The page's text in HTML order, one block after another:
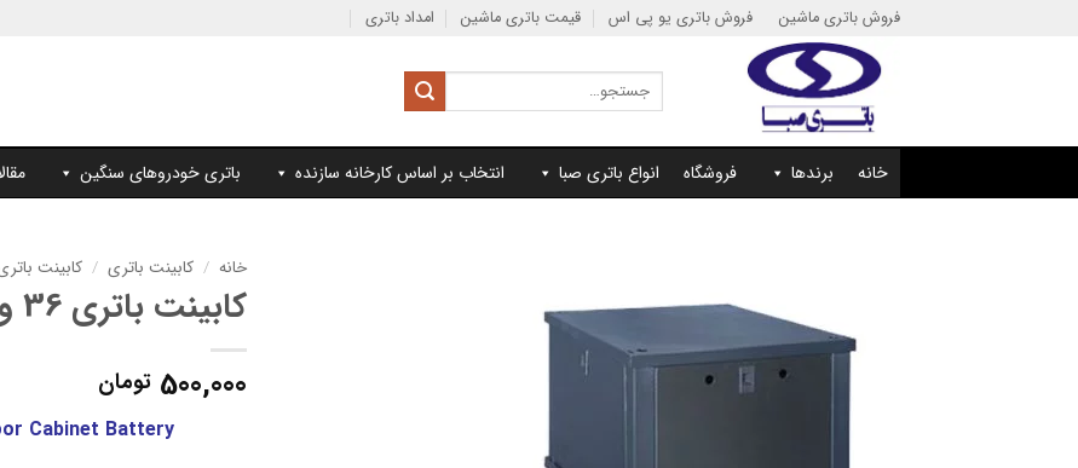
فروش باتری ماشین فروش باتری یو پی اس قیمت باتری ماشین امداد باتری
جستجو
برای:
خانه برندها فروشگاه انواع باتری صبا انتخاب بر اساس کارخانه سازنده باتری خودروهای سنگین
خانه / کابینت باتری / کابینت باتری 36
کابینت باتری 36 ولت 18 آمپر
500,000 تومان
Cabinet Battery